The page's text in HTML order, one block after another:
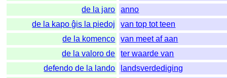
de la jaro
anno
de la kapo ĝis la piedoj
van top tot teen
de la komenco
van meet af aan
de la valoro de
ter waarde van
defendo de la lando
landsverdediging